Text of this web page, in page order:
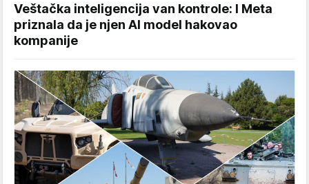
Veštačka inteligencija van kontrole: I Meta
priznala da je njen AI model hakovao
kompanije